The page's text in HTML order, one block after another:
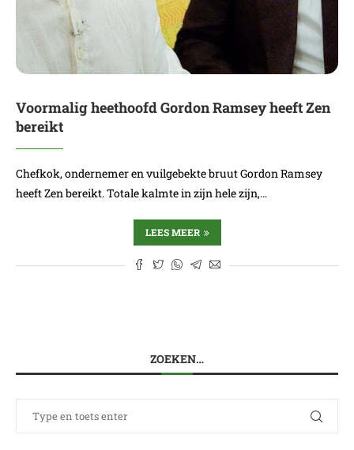
Voormalig heethoofd Gordon Ramsey heeft Zen
bereikt
Chefkok, ondernemer en vuilgebekte bruut Gordon Ramsey
heeft Zen bereikt. Totale kalmte in zijn hele zijn,…
LEES MEER
ZOEKEN…